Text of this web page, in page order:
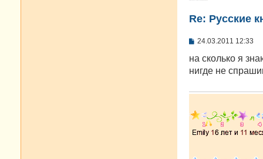
Re: Русские
С
о
щ
н
24.03.2011 12:33
на сколько я
нигде не